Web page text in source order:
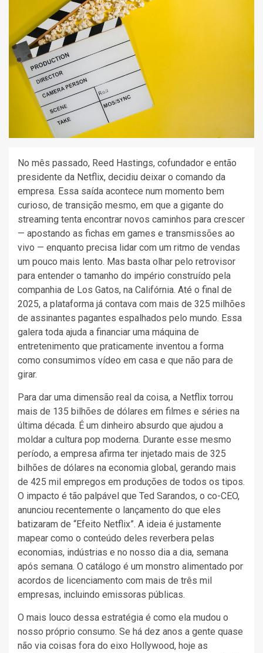
No mês passado, Reed Hastings, cofundador e então
presidente da Netflix, decidiu deixar o comando da
empresa. Essa saída acontece num momento bem
curioso, de transição mesmo, em que a gigante do
streaming tenta encontrar novos caminhos para crescer
— apostando as fichas em games e transmissões ao
vivo — enquanto precisa lidar com um ritmo de vendas
um pouco mais lento. Mas basta olhar pelo retrovisor
para entender o tamanho do império construído pela
companhia de Los Gatos, na Califórnia. Até o final de
2025, a plataforma já contava com mais de 325 milhões
de assinantes pagantes espalhados pelo mundo. Essa
galera toda ajuda a financiar uma máquina de
entretenimento que praticamente inventou a forma
como consumimos vídeo em casa e que não para de
girar.
Para dar uma dimensão real da coisa, a Netflix torrou
mais de 135 bilhões de dólares em filmes e séries na
última década. É um dinheiro absurdo que ajudou a
moldar a cultura pop moderna. Durante esse mesmo
período, a empresa afirma ter injetado mais de 325
bilhões de dólares na economia global, gerando mais
de 425 mil empregos em produções de todos os tipos.
O impacto é tão palpável que Ted Sarandos, o co-CEO,
anunciou recentemente o lançamento do que eles
batizaram de “Efeito Netflix”. A ideia é justamente
mapear como o conteúdo deles reverbera pelas
economias, indústrias e no nosso dia a dia, semana
após semana. O catálogo é um monstro alimentado por
acordos de licenciamento com mais de três mil
empresas, incluindo emissoras públicas.
O mais louco dessa estratégia é como ela mudou o
nosso próprio consumo. Se há dez anos a gente quase
não via coisas fora do eixo Hollywood, hoje as